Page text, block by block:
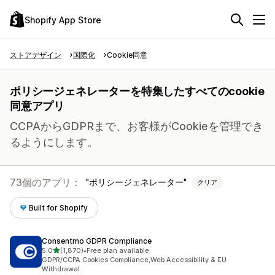
Shopify App Store
ストアデザイン 国際化 Cookie同意
ポリシージェネレーターを特集したすべてのcookie
同意アプリ
CCPAからGDPRまで、お客様がCookieを管理でき
るようにします。
73個のアプリ： ポリシージェネレーター クリア
Built for Shopify
Consentmo GDPR Compliance
5.05つ星中
(1,870)
合計レビュー数：1870件
•Free plan available
GDPR/CCPA Cookies Compliance,Web Accessibility & EU
Withdrawal